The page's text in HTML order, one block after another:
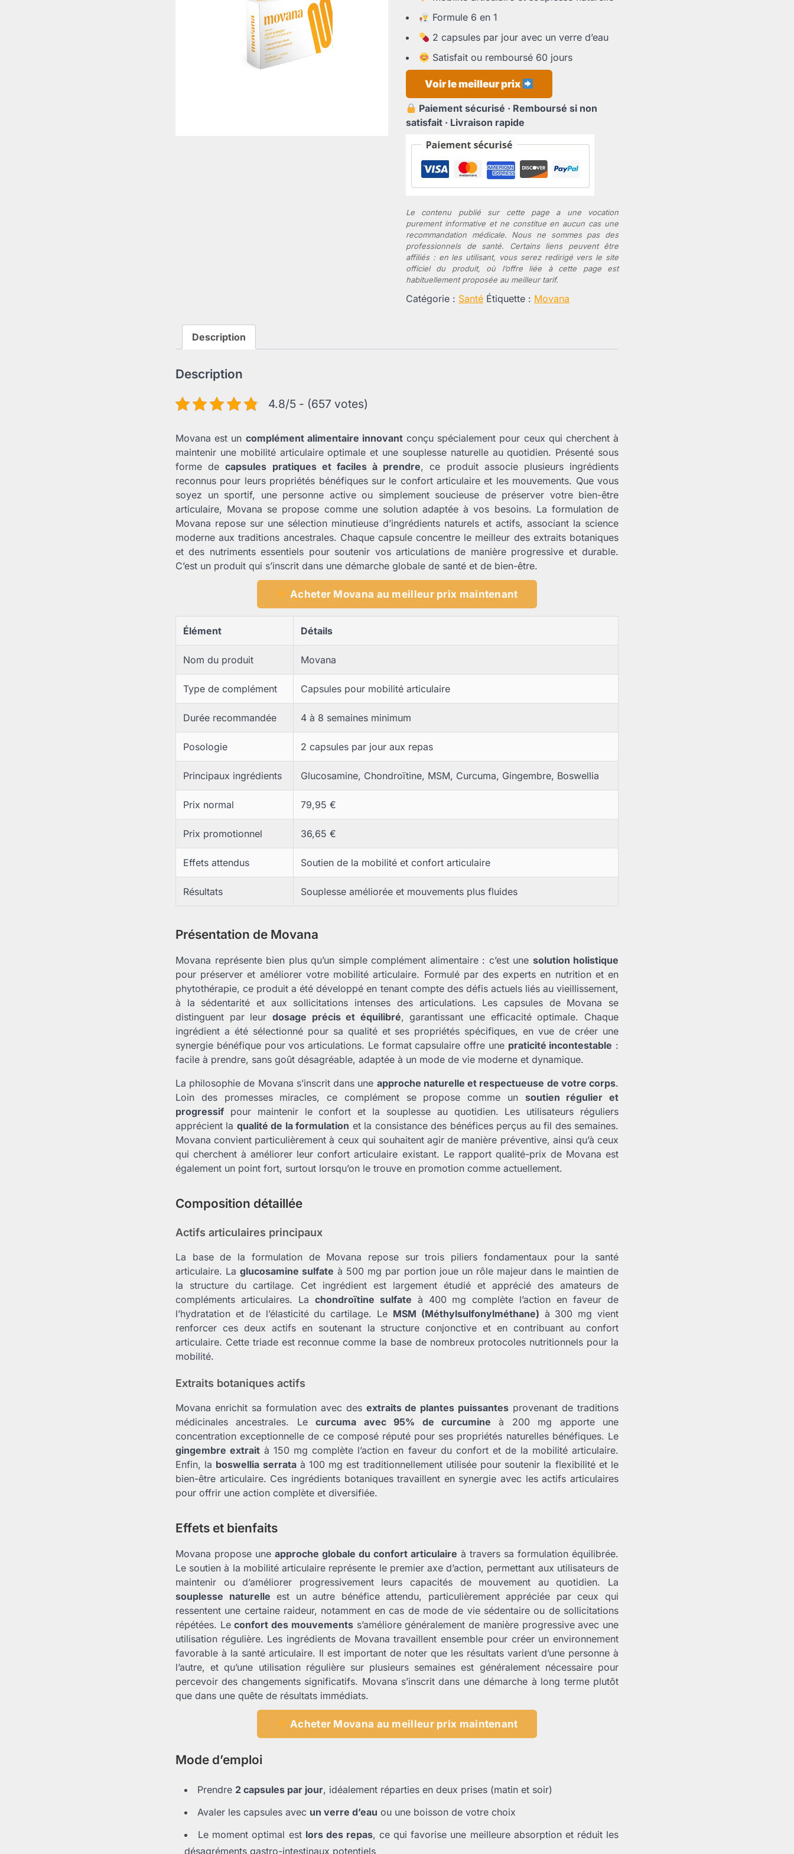
était :
est :
Formule 6 en 1
2 capsules par jour avec un verre d’eau
Satisfait ou remboursé 60 jours
Voir le meilleur prix
Paiement sécurisé · Remboursé si non
satisfait · Livraison rapide
Le contenu publié sur cette page a une vocation
purement informative et ne constitue en aucun cas une
recommandation médicale. Nous ne sommes pas des
professionnels de santé. Certains liens peuvent être
affiliés : en les utilisant, vous serez redirigé vers le site
officiel du produit, où l’offre liée à cette page est
habituellement proposée au meilleur tarif.
Catégorie : Santé Étiquette : Movana
Description
Description
4.8/5 - (657 votes)
Movana est un complément alimentaire innovantconçu spécialement pour ceux qui cherchent à
maintenir une mobilité articulaire optimale et une souplesse naturelle au quotidien. Présenté sous
forme decapsules pratiques et faciles à prendre, ce produit associe plusieurs ingrédients
reconnus pour leurs propriétés bénéfiques sur le confort articulaire et les mouvements. Que vous
soyez un sportif, une personne active ou simplement soucieuse de préserver votre bien-être
articulaire, Movana se propose comme une solution adaptée à vos besoins. La formulation de
Movana repose sur une sélection minutieuse d’ingrédients naturels et actifs, associant la science
moderne aux traditions ancestrales. Chaque capsule concentre le meilleur des extraits botaniques
et des nutriments essentiels pour soutenir vos articulations de manière progressive et durable.
C’est un produit qui s’inscrit dans une démarche globale de santé et de bien-être.
Acheter Movana au meilleur prix maintenant
Élément Détails
Nom du produit Movana
Type de complément Capsules pour mobilité articulaire
Durée recommandée 4 à 8 semaines minimum
Posologie 2 capsules par jour aux repas
Principaux ingrédients Glucosamine, Chondroïtine, MSM, Curcuma, Gingembre, Boswellia
Prix normal 79,95 €
Prix promotionnel 36,65 €
Effets attendus Soutien de la mobilité et confort articulaire
Résultats Souplesse améliorée et mouvements plus fluides
Présentation de Movana
Movana représente bien plus qu’un simple complément alimentaire : c’est une solution holistique
pour préserver et améliorer votre mobilité articulaire. Formulé par des experts en nutrition et en
phytothérapie, ce produit a été développé en tenant compte des défis actuels liés au vieillissement,
à la sédentarité et aux sollicitations intenses des articulations. Les capsules de Movana se
distinguent par leur dosage précis et équilibré, garantissant une efficacité optimale. Chaque
ingrédient a été sélectionné pour sa qualité et ses propriétés spécifiques, en vue de créer une
synergie bénéfique pour vos articulations. Le format capsulaire offre une praticité incontestable :
facile à prendre, sans goût désagréable, adaptée à un mode de vie moderne et dynamique.
La philosophie de Movana s’inscrit dans une approche naturelle et respectueuse de votre corps.
Loin des promesses miracles, ce complément se propose comme un soutien régulier et
progressif pour maintenir le confort et la souplesse au quotidien. Les utilisateurs réguliers
apprécient la qualité de la formulation et la consistance des bénéfices perçus au fil des semaines.
Movana convient particulièrement à ceux qui souhaitent agir de manière préventive, ainsi qu’à ceux
qui cherchent à améliorer leur confort articulaire existant. Le rapport qualité-prix de Movana est
également un point fort, surtout lorsqu’on le trouve en promotion comme actuellement.
Composition détaillée
Actifs articulaires principaux
La base de la formulation de Movana repose sur trois piliers fondamentaux pour la santé
articulaire. Laglucosamine sulfate à 500 mg par portion joue un rôle majeur dans le maintien de
la structure du cartilage. Cet ingrédient est largement étudié et apprécié des amateurs de
compléments articulaires. La chondroïtine sulfate à 400 mg complète l’action en faveur de
l’hydratation et de l’élasticité du cartilage. Le MSM (Méthylsulfonylméthane) à 300 mg vient
renforcer ces deux actifs en soutenant la structure conjonctive et en contribuant au confort
articulaire. Cette triade est reconnue comme la base de nombreux protocoles nutritionnels pour la
mobilité.
Extraits botaniques actifs
Movana enrichit sa formulation avec des extraits de plantes puissantes provenant de traditions
médicinales ancestrales. Lecurcuma avec 95% de curcumine à 200 mg apporte une
concentration exceptionnelle de ce composé réputé pour ses propriétés naturelles bénéfiques. Le
gingembre extrait à 150 mg complète l’action en faveur du confort et de la mobilité articulaire.
Enfin, la boswellia serrataà 100 mg est traditionnellement utilisée pour soutenir la flexibilité et le
bien-être articulaire. Ces ingrédients botaniques travaillent en synergie avec les actifs articulaires
pour offrir une action complète et diversifiée.
Effets et bienfaits
Movana propose une approche globale du confort articulaire à travers sa formulation équilibrée.
Le soutien à la mobilité articulaire représente le premier axe d’action, permettant aux utilisateurs de
maintenir ou d’améliorer progressivement leurs capacités de mouvement au quotidien. La
souplesse naturelle est un autre bénéfice attendu, particulièrement appréciée par ceux qui
ressentent une certaine raideur, notamment en cas de mode de vie sédentaire ou de sollicitations
répétées. Leconfort des mouvementss’améliore généralement de manière progressive avec une
utilisation régulière. Les ingrédients de Movana travaillent ensemble pour créer un environnement
favorable à la santé articulaire. Il est important de noter que les résultats varient d’une personne à
l’autre, et qu’une utilisation régulière sur plusieurs semaines est généralement nécessaire pour
percevoir des changements significatifs. Movana s’inscrit dans une démarche à long terme plutôt
que dans une quête de résultats immédiats.
Acheter Movana au meilleur prix maintenant
Mode d’emploi
Prendre 2 capsules par jour, idéalement réparties en deux prises (matin et soir)
Avaler les capsules avec un verre d’eau ou une boisson de votre choix
Le moment optimal est lors des repas, ce qui favorise une meilleure absorption et réduit les
désagréments gastro-intestinaux potentiels